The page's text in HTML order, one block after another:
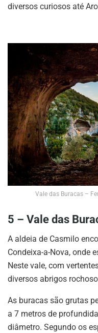
diversos curiosos até
Vale das Buracas –
5 – Vale das
A aldeia de Casmilo
Condeixa-a-Nova, onde
Neste vale, com
diversos abrigos
As buracas são grutas
a 7 metros de
diâmetro. Segundo os